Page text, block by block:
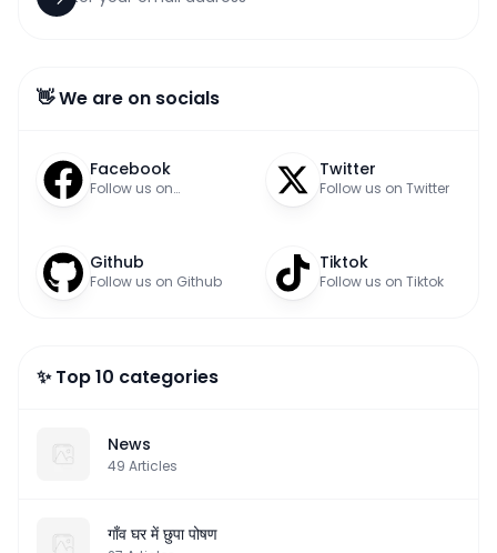
👋 We are on socials
Facebook
Follow us on
Twitter
Follow us on Twitter
Github
Follow us on Github
Tiktok
Follow us on Tiktok
✨ Top 10 categories
News
49 Articles
गाँव घर में छुपा पोषण